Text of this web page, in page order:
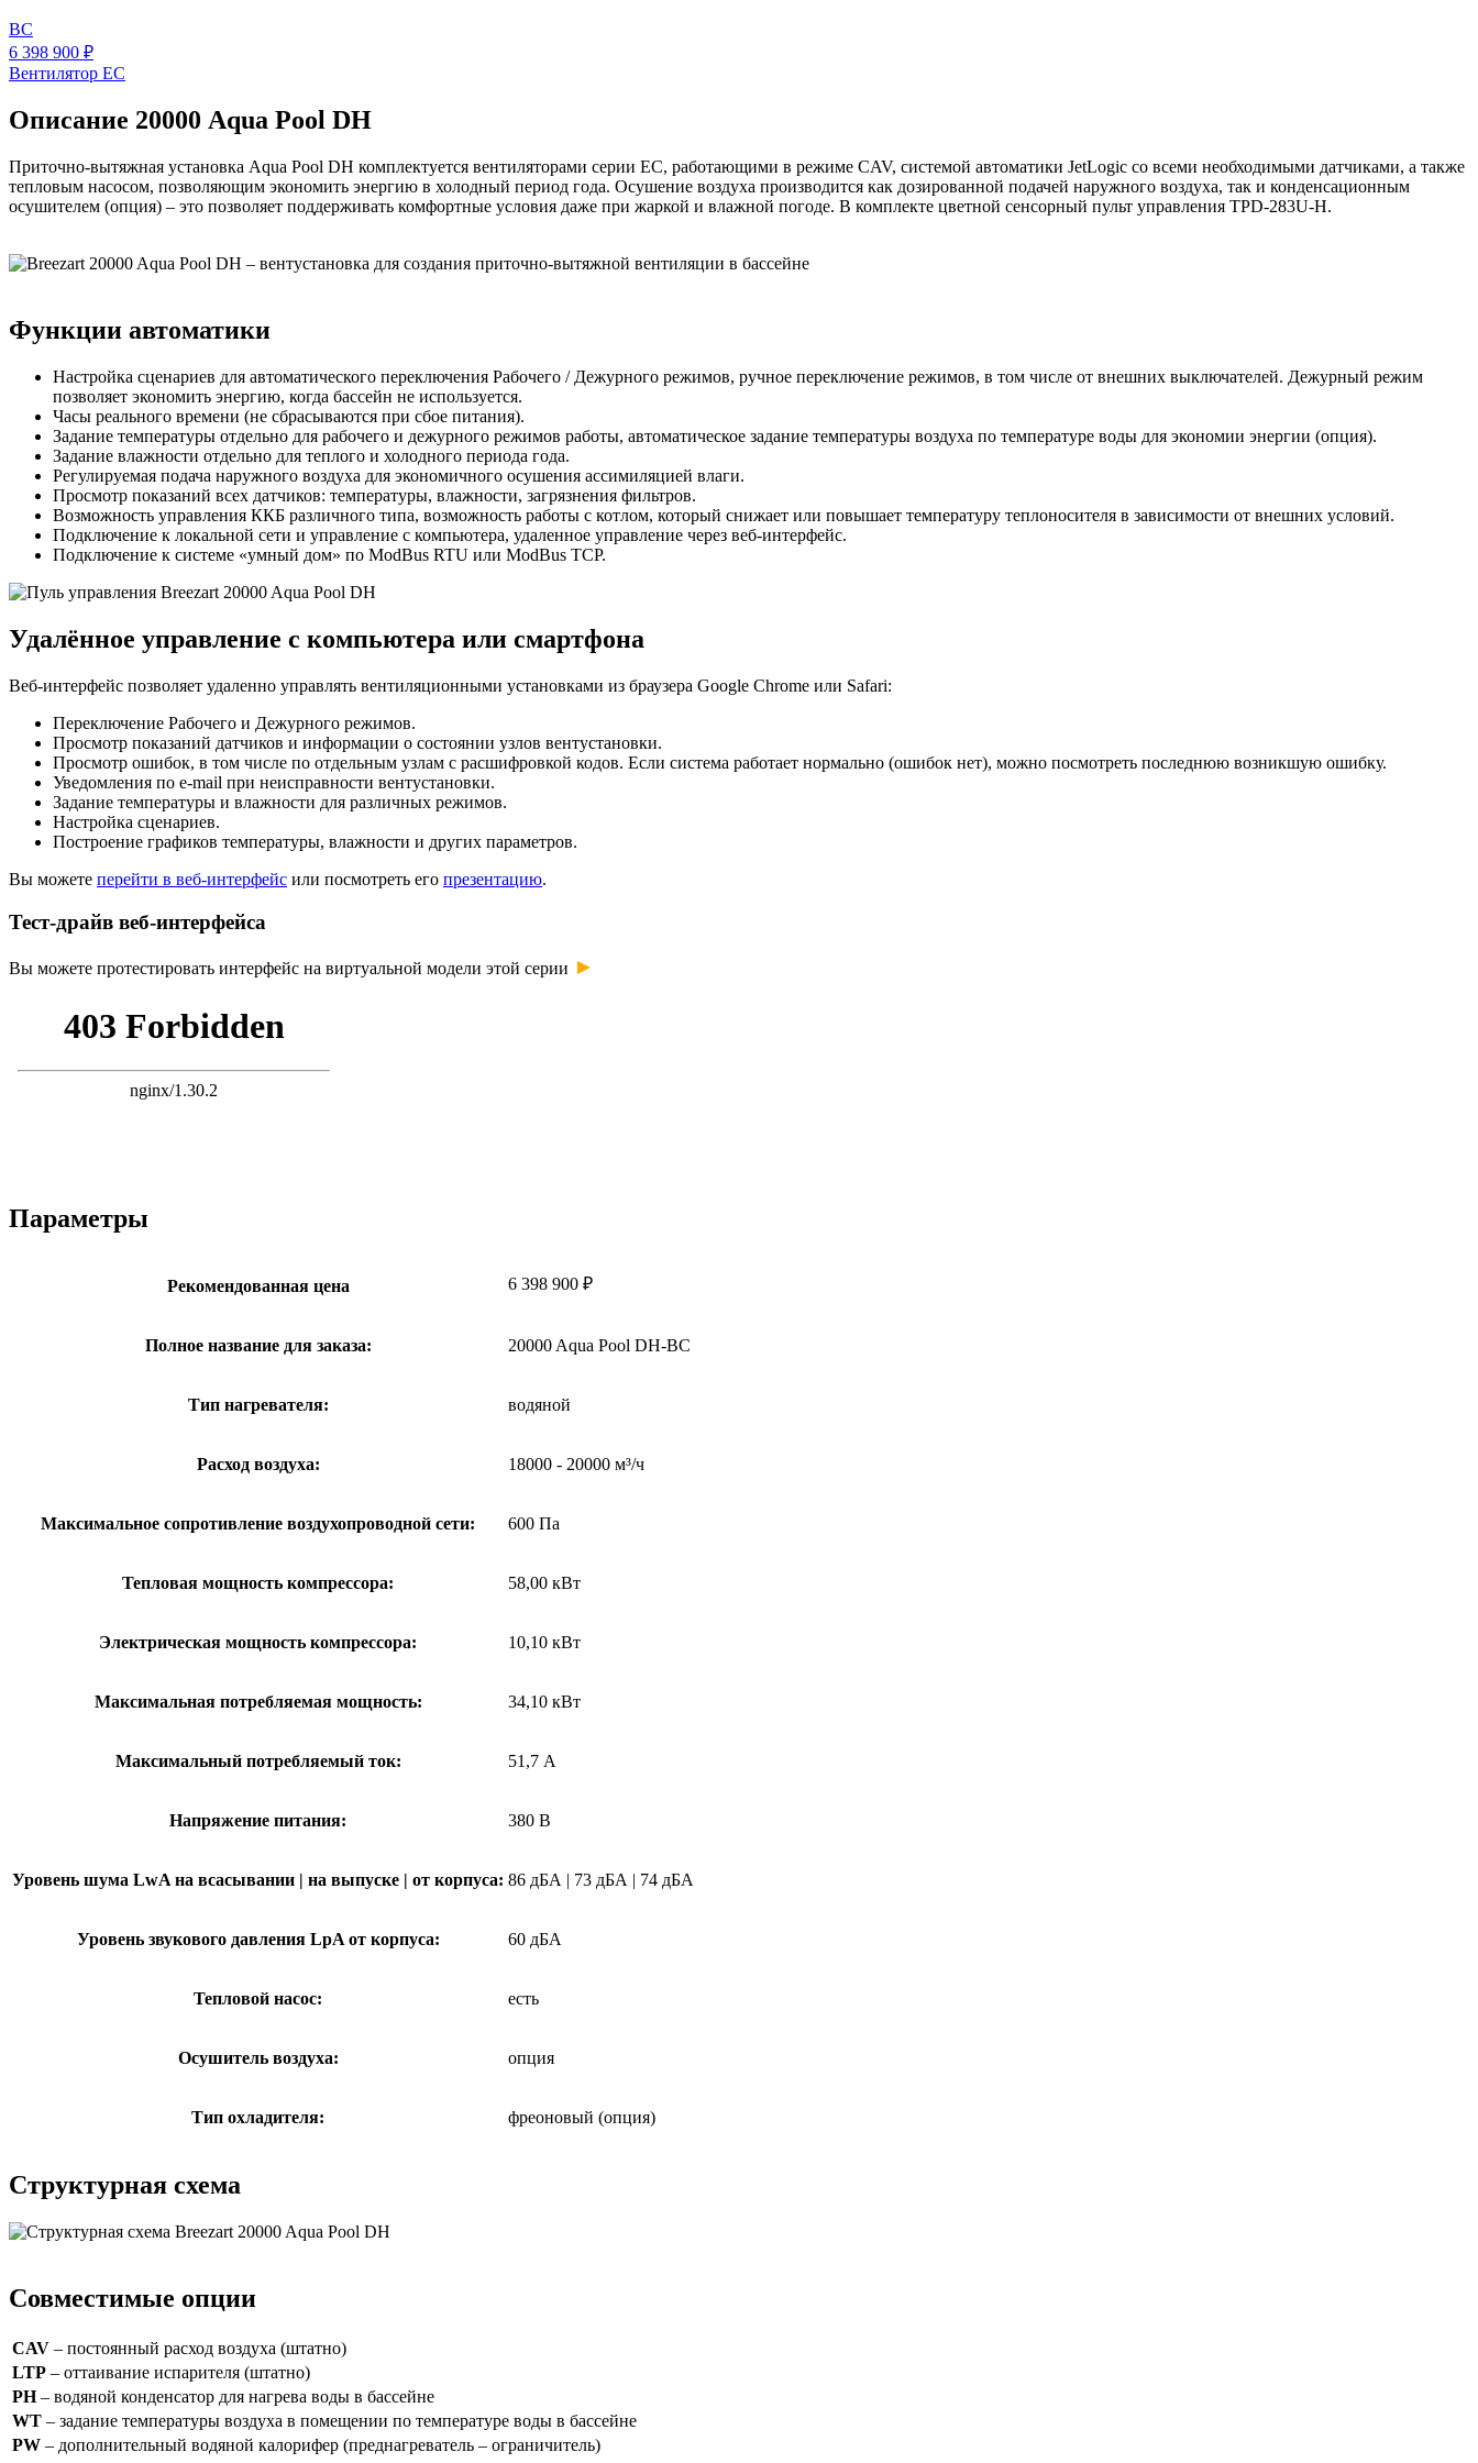
BC
6 398 900 ₽
Вентилятор EC
Описание 20000 Aqua Pool DH
Приточно-вытяжная установка Aqua Pool DH комплектуется вентиляторами серии EC, работающими в режиме CAV, системой автоматики JetLogic со всеми необходимыми датчиками, а также
тепловым насосом, позволяющим экономить энергию в холодный период года. Осушение воздуха производится как дозированной подачей наружного воздуха, так и конденсационным
осушителем (опция) – это позволяет поддерживать комфортные условия даже при жаркой и влажной погоде. В комплекте цветной сенсорный пульт управления TPD-283U-H.
Функции автоматики
Настройка сценариев для автоматического переключения Рабочего / Дежурного режимов, ручное переключение режимов, в том числе от внешних выключателей. Дежурный режим
позволяет экономить энергию, когда бассейн не используется.
Часы реального времени (не сбрасываются при сбое питания).
Задание температуры отдельно для рабочего и дежурного режимов работы, автоматическое задание температуры воздуха по температуре воды для экономии энергии (опция).
Задание влажности отдельно для теплого и холодного периода года.
Регулируемая подача наружного воздуха для экономичного осушения ассимиляцией влаги.
Просмотр показаний всех датчиков: температуры, влажности, загрязнения фильтров.
Возможность управления ККБ различного типа, возможность работы с котлом, который снижает или повышает температуру теплоносителя в зависимости от внешних условий.
Подключение к локальной сети и управление с компьютера, удаленное управление через веб-интерфейс.
Подключение к системе «умный дом» по ModBus RTU или ModBus TCP.
Удалённое управление с компьютера или смартфона
Веб-интерфейс позволяет удаленно управлять вентиляционными установками из браузера Google Chrome или Safari:
Переключение Рабочего и Дежурного режимов.
Просмотр показаний датчиков и информации о состоянии узлов вентустановки.
Просмотр ошибок, в том числе по отдельным узлам с расшифровкой кодов. Если система работает нормально (ошибок нет), можно посмотреть последнюю возникшую ошибку.
Уведомления по e-mail при неисправности вентустановки.
Задание температуры и влажности для различных режимов.
Настройка сценариев.
Построение графиков температуры, влажности и других параметров.
Вы можете перейти в веб-интерфейс или посмотреть его презентацию.
Тест-драйв веб-интерфейса
Вы можете протестировать интерфейс на виртуальной модели этой серии ►
Параметры
Рекомендованная цена 6 398 900 ₽
Полное название для заказа: 20000 Aqua Pool DH-BC
Тип нагревателя: водяной
Расход воздуха: 18000 - 20000 м³/ч
Максимальное сопротивление воздухопроводной сети: 600 Па
Тепловая мощность компрессора: 58,00 кВт
Электрическая мощность компрессора: 10,10 кВт
Максимальная потребляемая мощность: 34,10 кВт
Максимальный потребляемый ток: 51,7 А
Напряжение питания: 380 В
Уровень шума LwA на всасывании | на выпуске | от корпуса: 86 дБА | 73 дБА | 74 дБА
Уровень звукового давления LpA от корпуса: 60 дБА
Тепловой насос: есть
Осушитель воздуха: опция
Тип охладителя: фреоновый (опция)
Структурная схема
Совместимые опции
CAV – постоянный расход воздуха (штатно)
LTP – оттаивание испарителя (штатно)
PH– водяной конденсатор для нагрева воды в бассейне
WT – задание температуры воздуха в помещении по температуре воды в бассейне
PW – дополнительный водяной калорифер (преднагреватель – ограничитель)